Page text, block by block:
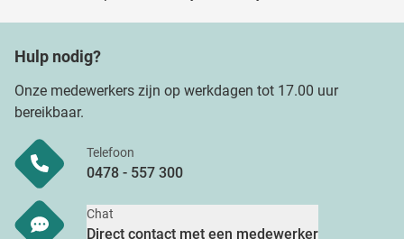
Hulp nodig?
Onze medewerkers zijn op werkdagen tot 17.00 uur
bereikbaar.
Telefoon
0478 - 557 300
Chat
Direct contact met een medewerker